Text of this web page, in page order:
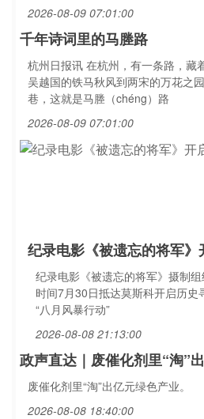
2026-08-09 07:01:00
千年诗词里的马塍路
杭州日报讯 在杭州，有一条路，藏
吴越国的铁马秋风到两宋的万花之
巷，这就是马塍（chéng）路
2026-08-09 07:01:00
纪录电影《被遗忘的将军
纪录电影《被遗忘的将军》摄制
时间7月30日抵达莫斯科开启历史
“八月风暴行动”
2026-08-08 21:13:00
政声直达｜废催化剂里“淘”
废催化剂里“淘”出亿元绿色产业。
2026-08-08 18:40:00